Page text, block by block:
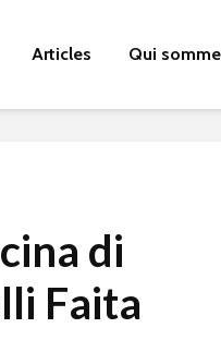
Articles Qui
di
Faita